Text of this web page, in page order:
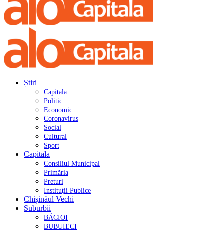
Știri
Capitala
Politic
Economic
Coronavirus
Social
Cultural
Sport
Capitala
Consiliul Municipal
Primăria
Preturi
Instituţii Publice
Chișinăul Vechi
Suburbii
BĂCIOI
BUBUIECI